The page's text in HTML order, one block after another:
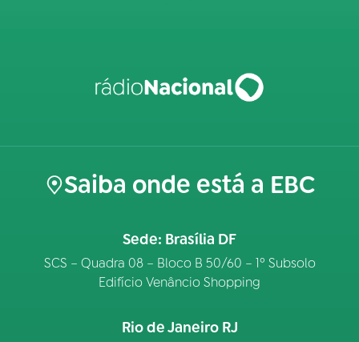
Saiba onde está a EBC
Sede: Brasília DF
SCS – Quadra 08 – Bloco B 50/60 – 1º Subsolo
Edifício Venâncio Shopping
Rio de Janeiro RJ